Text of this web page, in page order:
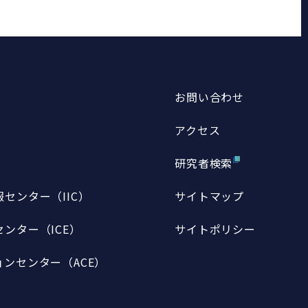
ンター（IIC）
ター（ICE）
センター（ACE）
お問い合わせ
アクセス
研究者検索
サイトマップ
サイトポリシー